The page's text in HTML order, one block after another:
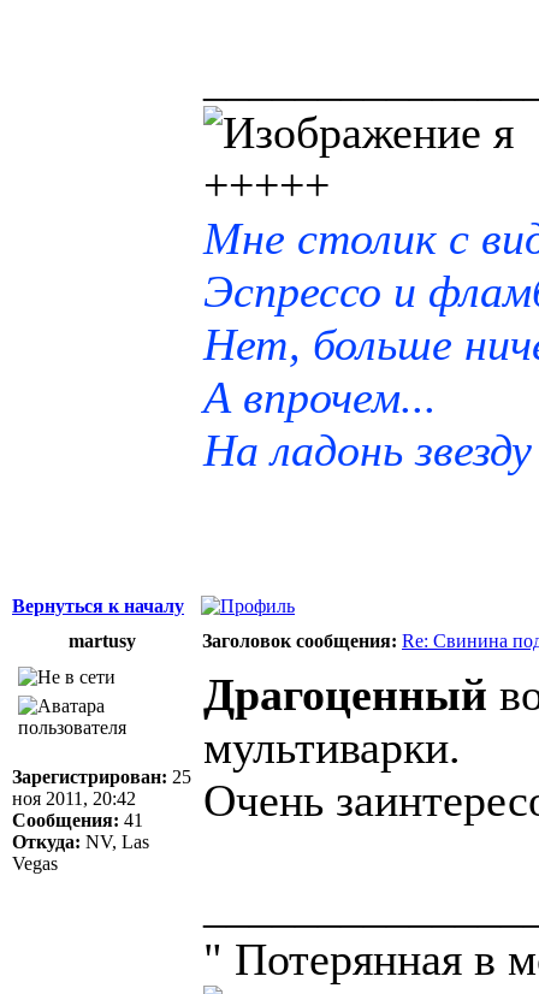
я
+++++
Мне столик с
Эспрессо и
Нет, больше
А впрочем...
На ладонь
Вернуться к началу
martusy
Заголовок сообщения: Re: Свинина
Зарегистрирован: 25
ноя 2011, 20:42
Сообщения: 41
Откуда: NV, Las
Vegas
Драгоценный
мультиварки.
Очень
" Потерянная в